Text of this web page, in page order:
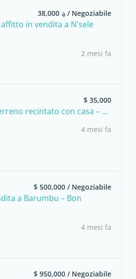
؋ 38,000 / Negoziabile
in vendita a N'sele
2 mesi fa
$ 35,000
recintato con casa – ...
4 mesi fa
$ 500,000 / Negoziabile
a Barumbu – Bon
4 mesi fa
$ 950,000 / Negoziabile